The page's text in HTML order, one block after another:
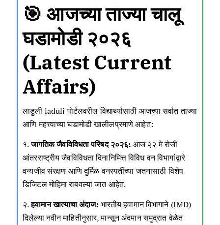
🎯 आजच्या ताज्या चालू
घडामोडी २०२६
(Latest Current
Affairs)
लाडुली laduli पोर्टलवरील विद्यार्थ्यांसाठी आजच्या सर्वात ताज्या
आणि महत्त्वाच्या घडामोडी खालीलप्रमाणे आहेत:
१.जागतिक जैवविविधता परिषद २०२६: आज २२ मे रोजी
आंतरराष्ट्रीय जैवविविधता दिनानिमित्त विविध वन विभागांद्वारे
वन्यजीव संरक्षण आणि दुर्मिळ वनस्पतींच्या जतनासाठी विशेष
डिजिटल मोहिमा राबवल्या जात आहेत.
२.हवामान खात्याचा अंदाज: भारतीय हवामान विभागाने (IMD)
दिलेल्या नवीन माहितीनुसार, मान्सून अंदमान समुद्रात वेळेत